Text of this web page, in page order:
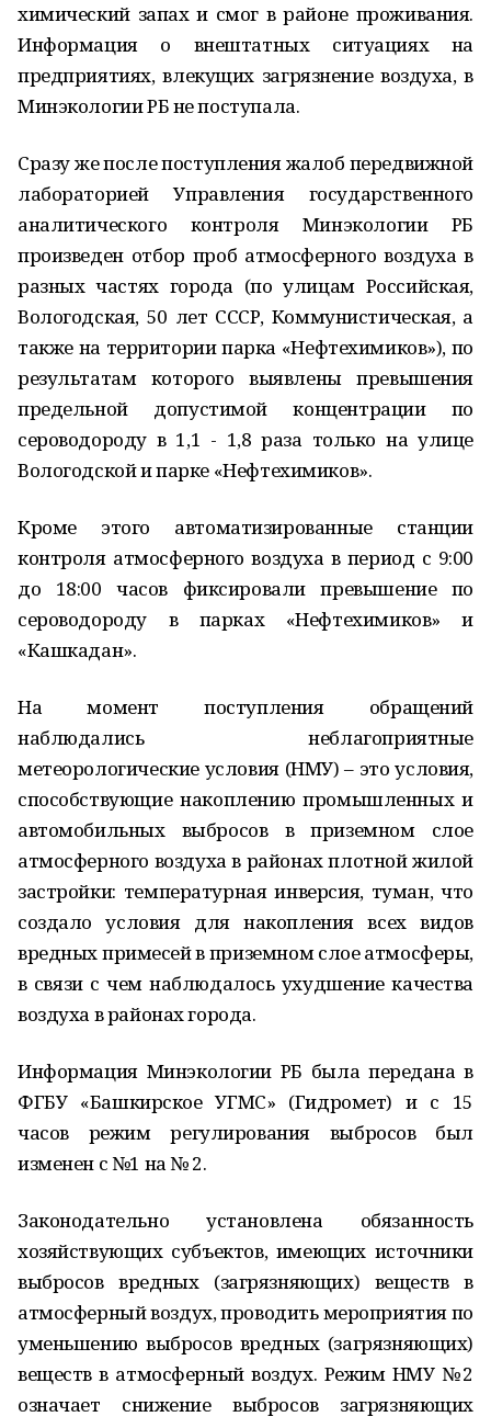
химический запах и смог в районе проживания.
Информация о внештатных ситуациях на
предприятиях, влекущих загрязнение воздуха, в
Минэкологии РБ не поступала.
Сразу же после поступления жалоб передвижной
лабораторией Управления государственного
аналитического контроля Минэкологии РБ
произведен отбор проб атмосферного воздуха в
разных частях города (по улицам Российская,
Вологодская, 50 лет СССР, Коммунистическая, а
также на территории парка «Нефтехимиков»), по
результатам которого выявлены превышения
предельной допустимой концентрации по
сероводороду в 1,1 - 1,8 раза только на улице
Вологодской и парке «Нефтехимиков».
Кроме этого автоматизированные станции
контроля атмосферного воздуха в период с 9:00
до 18:00 часов фиксировали превышение по
сероводороду в парках «Нефтехимиков» и
«Кашкадан».
На момент поступления обращений
наблюдались неблагоприятные
метеорологические условия (НМУ) – это условия,
способствующие накоплению промышленных и
автомобильных выбросов в приземном слое
атмосферного воздуха в районах плотной жилой
застройки: температурная инверсия, туман, что
создало условия для накопления всех видов
вредных примесей в приземном слое атмосферы,
в связи с чем наблюдалось ухудшение качества
воздуха в районах города.
Информация Минэкологии РБ была передана в
ФГБУ «Башкирское УГМС» (Гидромет) и с 15
часов режим регулирования выбросов был
изменен с №1 на № 2.
Законодательно установлена обязанность
хозяйствующих субъектов, имеющих источники
выбросов вредных (загрязняющих) веществ в
атмосферный воздух, проводить мероприятия по
уменьшению выбросов вредных (загрязняющих)
веществ в атмосферный воздух. Режим НМУ №2
означает снижение выбросов загрязняющих